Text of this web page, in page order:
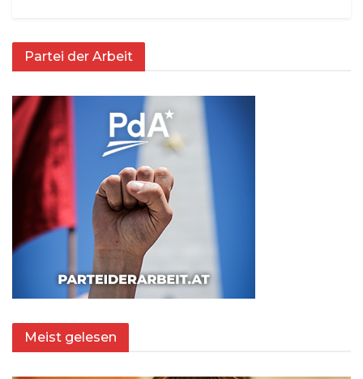
Partei der Arbeit
Meist gelesen